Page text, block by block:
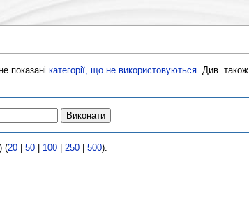
показані категорії, що не використовуються. Див. також
(20| 50| 100| 250| 500).